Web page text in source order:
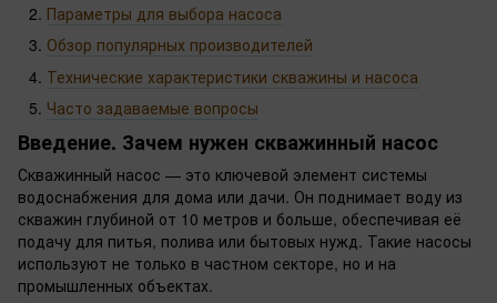
Параметры для выбора насоса
Обзор популярных производителей
Технические характеристики скважины и насоса
Часто задаваемые вопросы
Введение. Зачем нужен скважинный насос
Скважинный насос — это ключевой элемент системы
водоснабжения для дома или дачи. Он поднимает воду из
скважин глубиной от 10 метров и больше, обеспечивая её
подачу для питья, полива или бытовых нужд. Такие насосы
используют не только в частном секторе, но и на
промышленных объектах.